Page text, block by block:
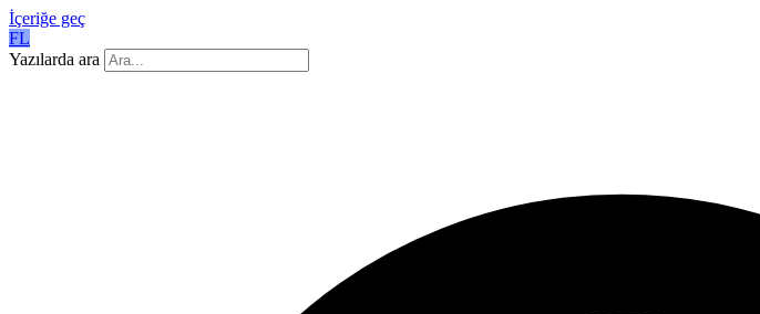
İçeriğe geç
FL
Yazılarda ara